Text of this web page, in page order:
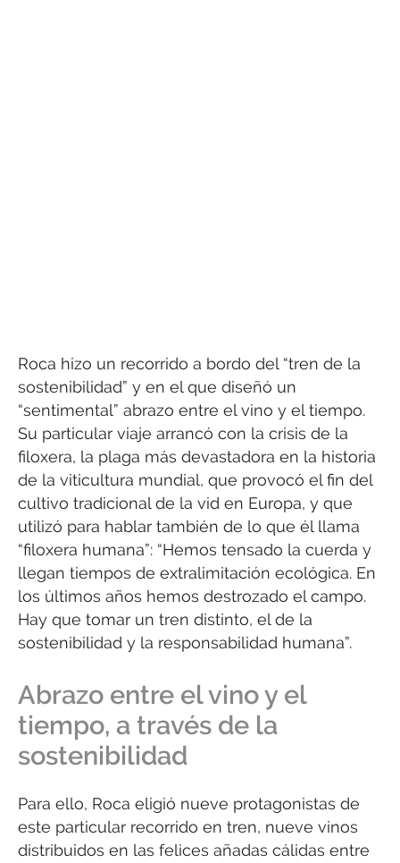
Roca hizo un recorrido a bordo del “tren de la
sostenibilidad” y en el que diseñó un
“sentimental” abrazo entre el vino y el tiempo.
Su particular viaje arrancó con la crisis de la
filoxera, la plaga más devastadora en la historia
de la viticultura mundial, que provocó el fin del
cultivo tradicional de la vid en Europa, y que
utilizó para hablar también de lo que él llama
“filoxera humana”: “Hemos tensado la cuerda y
llegan tiempos de extralimitación ecológica. En
los últimos años hemos destrozado el campo.
Hay que tomar un tren distinto, el de la
sostenibilidad y la responsabilidad humana”.
Abrazo entre el vino y el
tiempo, a través de la
sostenibilidad
Para ello, Roca eligió nueve protagonistas de
este particular recorrido en tren, nueve vinos
distribuidos en las felices añadas cálidas entre